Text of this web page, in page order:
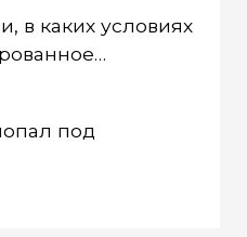
в каких условиях
района
под